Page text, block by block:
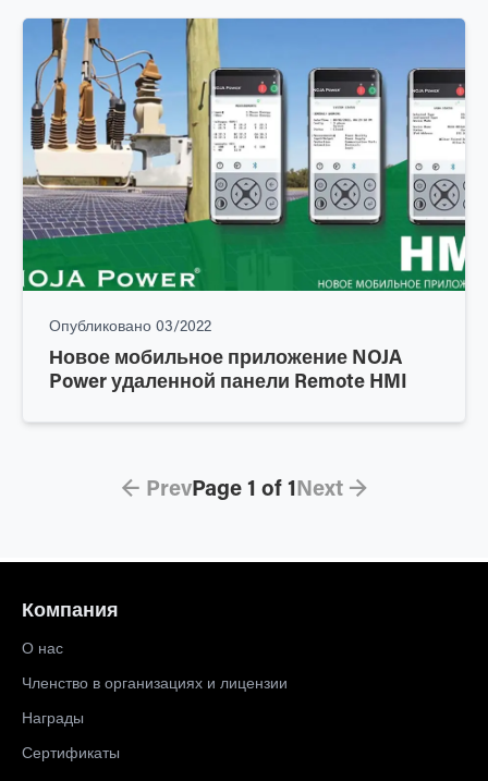
Опубликовано 03/2022
Новое мобильное приложение NOJA
Power удаленной панели Remote HMI
← PrevPage 1 of 1Next →
Компания
О нас
Членство в организациях и лицензии
Награды
Сертификаты